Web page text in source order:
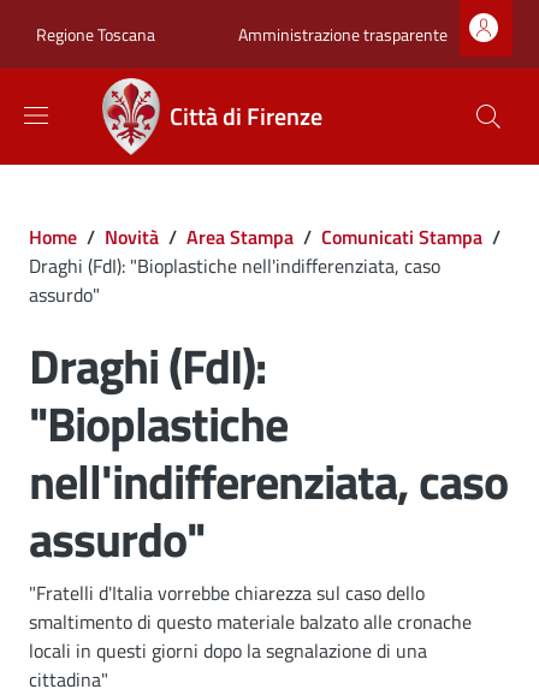
Regione Toscana Zona superiore
Amministrazione trasparente
Città di Firenze
Briciole di pane
Home / Novità / Area Stampa / Comunicati Stampa /
Draghi (FdI): "Bioplastiche nell'indifferenziata, caso
assurdo"
Draghi (FdI):
"Bioplastiche
nell'indifferenziata, caso
assurdo"
Dettagli
"Fratelli d'Italia vorrebbe chiarezza sul caso dello
smaltimento di questo materiale balzato alle cronache
locali in questi giorni dopo la segnalazione di una
cittadina"